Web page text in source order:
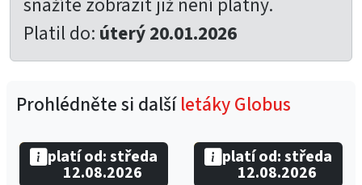
Platil do: úterý 20.01.2026
Prohlédněte si dalšíletáky Globus
platí od: středa
12.08.2026
platí od: středa
12.08.2026